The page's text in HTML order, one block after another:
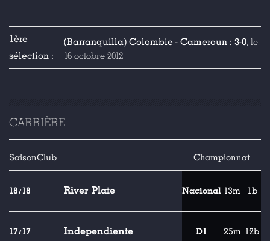
1ère
sélection :
(Barranquilla) Colombie - Cameroun : 3-0, le
16 octobre 2012
CARRIÈRE
SaisonClub Championnat
18/18 River Plate Nacional 13m 1b
17/17 Independiente D1 25m 12b